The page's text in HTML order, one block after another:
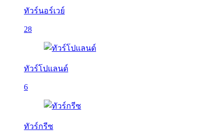
ทัวร์นอร์เวย์
28
ทัวร์โปแลนด์
6
ทัวร์กรีซ